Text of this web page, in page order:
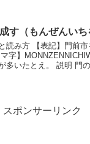
す（もんぜんいち
す 【読み】もん
門の前に、まるで市でも
スポンサーリンク